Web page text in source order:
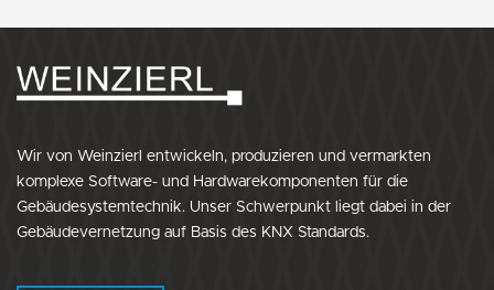
Wir von Weinzierl entwickeln, produzieren und vermarkten
komplexe Software- und Hardwarekomponenten für die
Gebäudesystemtechnik. Unser Schwerpunkt liegt dabei in der
Gebäudevernetzung auf Basis des KNX Standards.